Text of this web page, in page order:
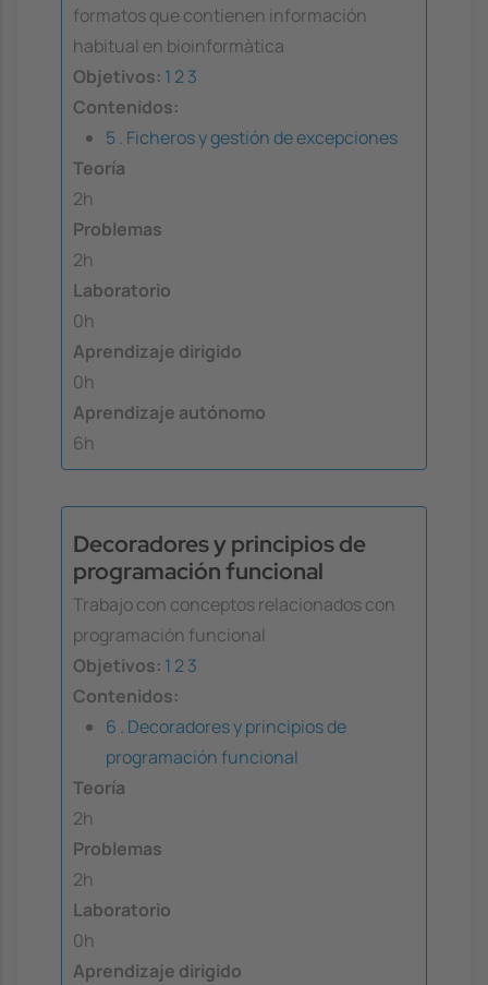
formatos que contienen información
habitual en bioinformàtica
Objetivos: 1 23
Contenidos:
5 . Ficheros y gestión de excepciones
Teoría
2h
Problemas
2h
Laboratorio
0h
Aprendizaje dirigido
0h
Aprendizaje autónomo
6h
Decoradores y principios de
programación funcional
Trabajo con conceptos relacionados con
programación funcional
Objetivos: 1 23
Contenidos:
6 . Decoradores y principios de
programación funcional
Teoría
2h
Problemas
2h
Laboratorio
0h
Aprendizaje dirigido